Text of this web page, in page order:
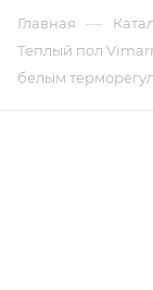
Главная —
Теплый пол Vimarr
белым